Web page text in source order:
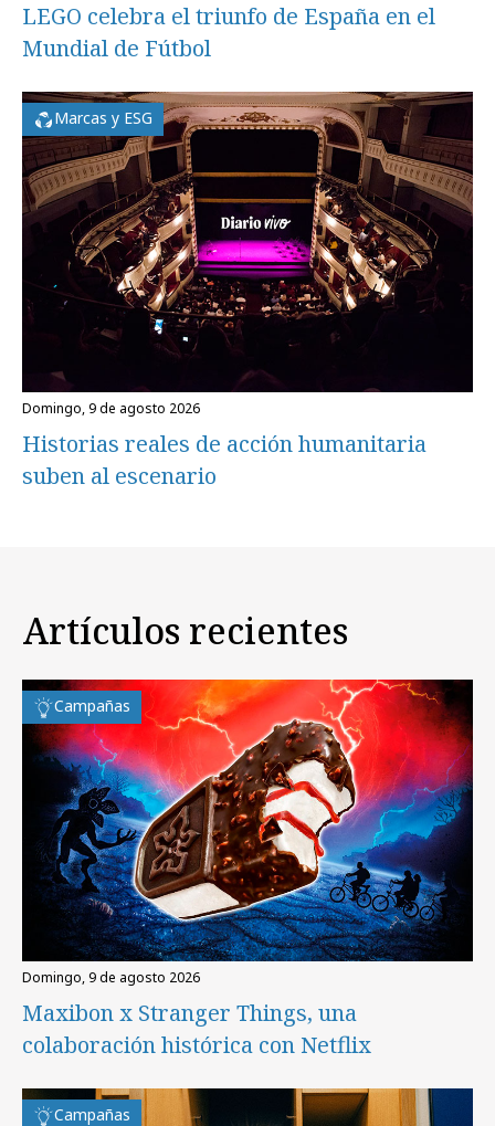
LEGO celebra el triunfo de España en el
Mundial de Fútbol
Marcas y ESG
domingo, 9 de agosto 2026
Historias reales de acción humanitaria
suben al escenario
Artículos recientes
Campañas
domingo, 9 de agosto 2026
Maxibon x Stranger Things, una
colaboración histórica con Netflix
Campañas